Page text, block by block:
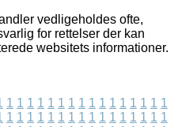
vedligeholdes ofte,
for rettelser der kan
websitets informationer.
1 1 1 1 1 1 1 1 1 1 1 1 1 1 1 1
1 1 1 1 1 1 1 1 1 1 1 1 1 1 1 1